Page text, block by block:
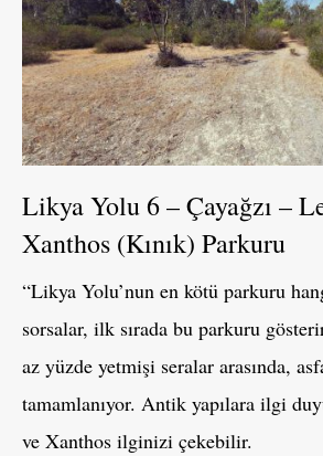
Likya Yolu 6 – Çayağzı –
Xanthos (Kınık) Parkuru
“Likya Yolu’nun en kötü parkuru
sorsalar, ilk sırada bu parkuru
az yüzde yetmişi seralar arasında,
tamamlanıyor. Antik yapılara ilgi
ve Xanthos ilginizi çekebilir.